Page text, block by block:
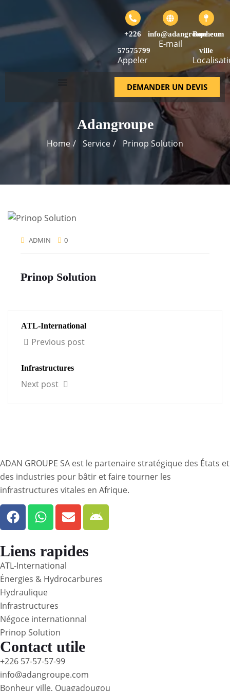
+226
57575799
Appeler
info@adangroupe.com
E-mail
Bonheur
ville
DEMANDER UN DEVIS
Adangroupe
Home Service Prinop Solution
ADMIN 0
Prinop Solution
ATL-International
Previous post
Infrastructures
Next post
ADAN GROUPE SA est le partenaire stratégique des États et
des industries pour bâtir et faire tourner les
infrastructures vitales en Afrique.
Liens rapides
ATL-International
Énergies & Hydrocarbures
Hydraulique
Infrastructures
Négoce internationnal
Prinop Solution
Contact utile
+226 57-57-57-99
info@adangroupe.com
Bonheur ville, Ouagadougou